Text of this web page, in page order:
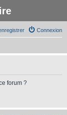
Connexion
forum ?